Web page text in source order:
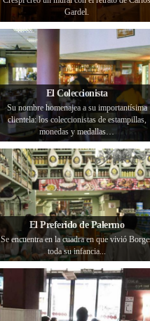
Gardel.
El Coleccionista
Su nombre homenajea a su importantísima
clientela: los coleccionistas de estampillas,
monedas y medallas…
El Preferido de Palermo
Se encuentra en la cuadra en que vivió
toda su infancia...